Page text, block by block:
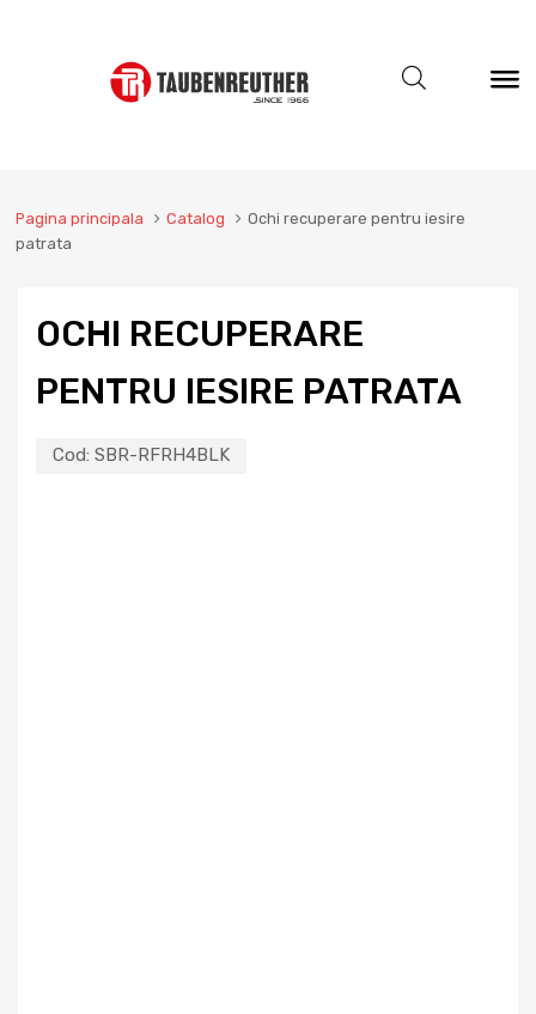
Pagina principala Catalog
Ochi recuperare pentru iesire
patrata
OCHI RECUPERARE
PENTRU IESIRE PATRATA
Cod: SBR-RFRH4BLK